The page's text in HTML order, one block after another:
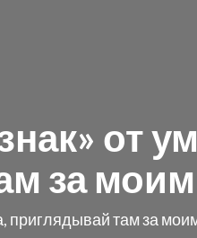
от
за
приглядывай там за